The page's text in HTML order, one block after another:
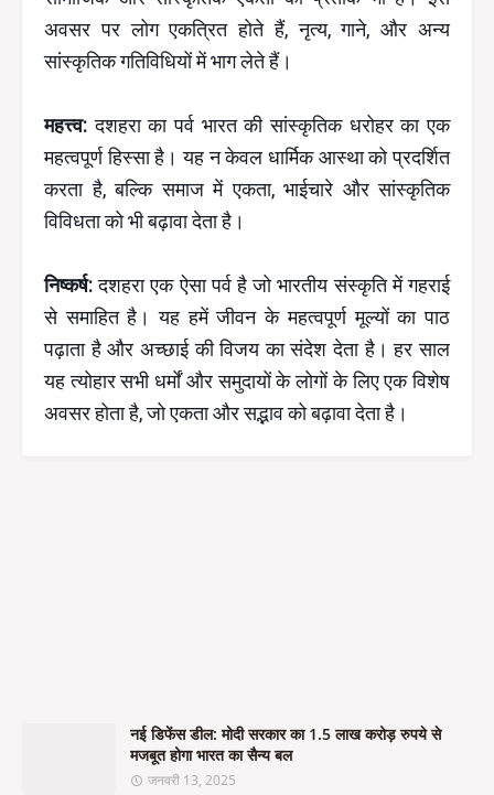
अवसर पर लोग एकत्रित होते हैं, नृत्य, गाने, और अन्य
सांस्कृतिक गतिविधियों में भाग लेते हैं।
महत्त्व:दशहरा का पर्व भारत की सांस्कृतिक धरोहर का एक
महत्वपूर्ण हिस्सा है। यह न केवल धार्मिक आस्था को प्रदर्शित
करता है, बल्कि समाज में एकता, भाईचारे और सांस्कृतिक
विविधता को भी बढ़ावा देता है।
निष्कर्ष:दशहरा एक ऐसा पर्व है जो भारतीय संस्कृति में गहराई
से समाहित है। यह हमें जीवन के महत्वपूर्ण मूल्यों का पाठ
पढ़ाता है और अच्छाई की विजय का संदेश देता है। हर साल
यह त्योहार सभी धर्मों और समुदायों के लोगों के लिए एक विशेष
अवसर होता है, जो एकता और सद्भाव को बढ़ावा देता है।
नई डिफेंस डील: मोदी सरकार का 1.5 लाख करोड़ रुपये से
मजबूत होगा भारत का सैन्य बल
जनवरी 13, 2025